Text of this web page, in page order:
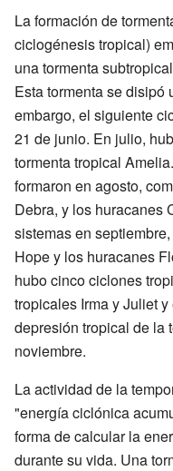
La formación de
ciclogénesis tropical)
una tormenta
Esta tormenta se disipó
embargo, el siguiente
21 de junio. En julio,
tormenta tropical
formaron en agosto,
Debra, y los huracanes
sistemas en
Hope y los huracanes
hubo cinco ciclones
tropicales Irma y Juliet
depresión tropical de la
noviembre.
La actividad de la
"energía ciclónica
forma de calcular la
durante su vida. Una